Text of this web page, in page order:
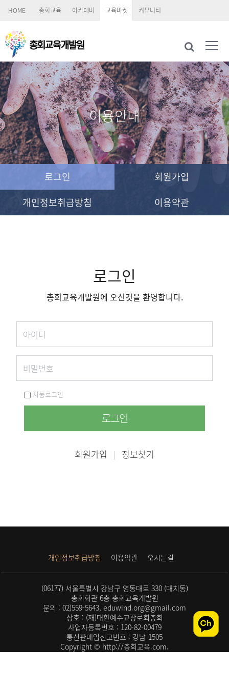
HOME 총회교육 아카데미 교육마켓 커뮤니티
이용안내
로그인
회원가입
개인정보취급방침
이용약관
로그인
총회교육개발원에 오신것을 환영합니다.
자동로그인
로그인
회원가입 | 정보찾기
개인정보취급방침 이용약관 오시는길
(06177) 서울특별시 강남구 영동대로 330 (대치동)
총회회관 6층 총회교육개발원
문의 : 02)559-5643, eduwind.org@gmail.com
상호 : (재)대한예수교장로회총회
사업자등록번호 : 120-82-00479
통신판매업신고번호 : 강남-1505
Copyright © http://총회교육.com.